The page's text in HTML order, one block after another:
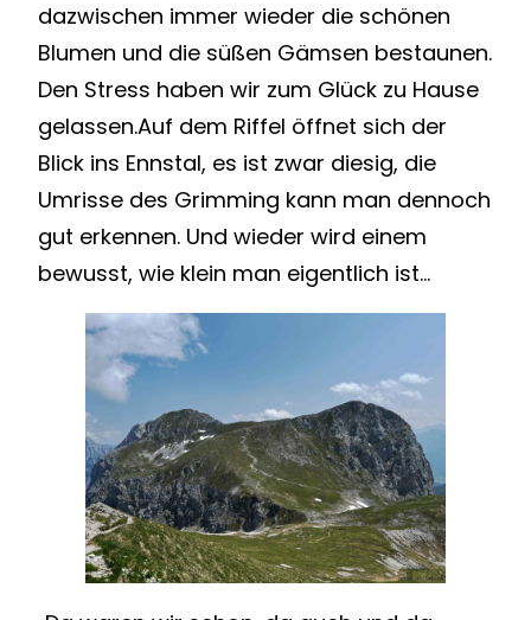
dazwischen immer wieder die schönen
Blumen und die süßen Gämsen bestaunen.
Den Stress haben wir zum Glück zu Hause
gelassen.Auf dem Riffel öffnet sich der
Blick ins Ennstal, es ist zwar diesig, die
Umrisse des Grimming kann man dennoch
gut erkennen. Und wieder wird einem
bewusst, wie klein man eigentlich ist…